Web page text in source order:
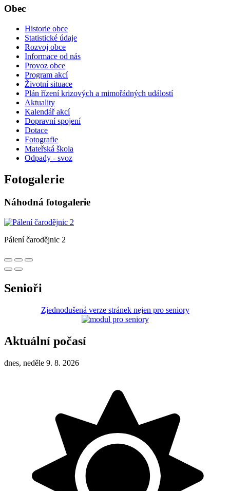
Obec
Historie obce
Statistické údaje
Rozvoj obce
Informace od nás
Provoz obce
Program akcí
Životní situace
Plán řízení krizových a mimořádných událostí
Aktuality
Kalendář akcí
Dopravní spojení
Dotace
Fotografie
Mateřská škola
Odpady - svoz
Fotogalerie
Náhodná fotogalerie
Pálení čarodějnic 2
Senioři
Zjednodušená verze stránek nejen pro seniory
Aktuální počasí
dnes, neděle 9. 8. 2026